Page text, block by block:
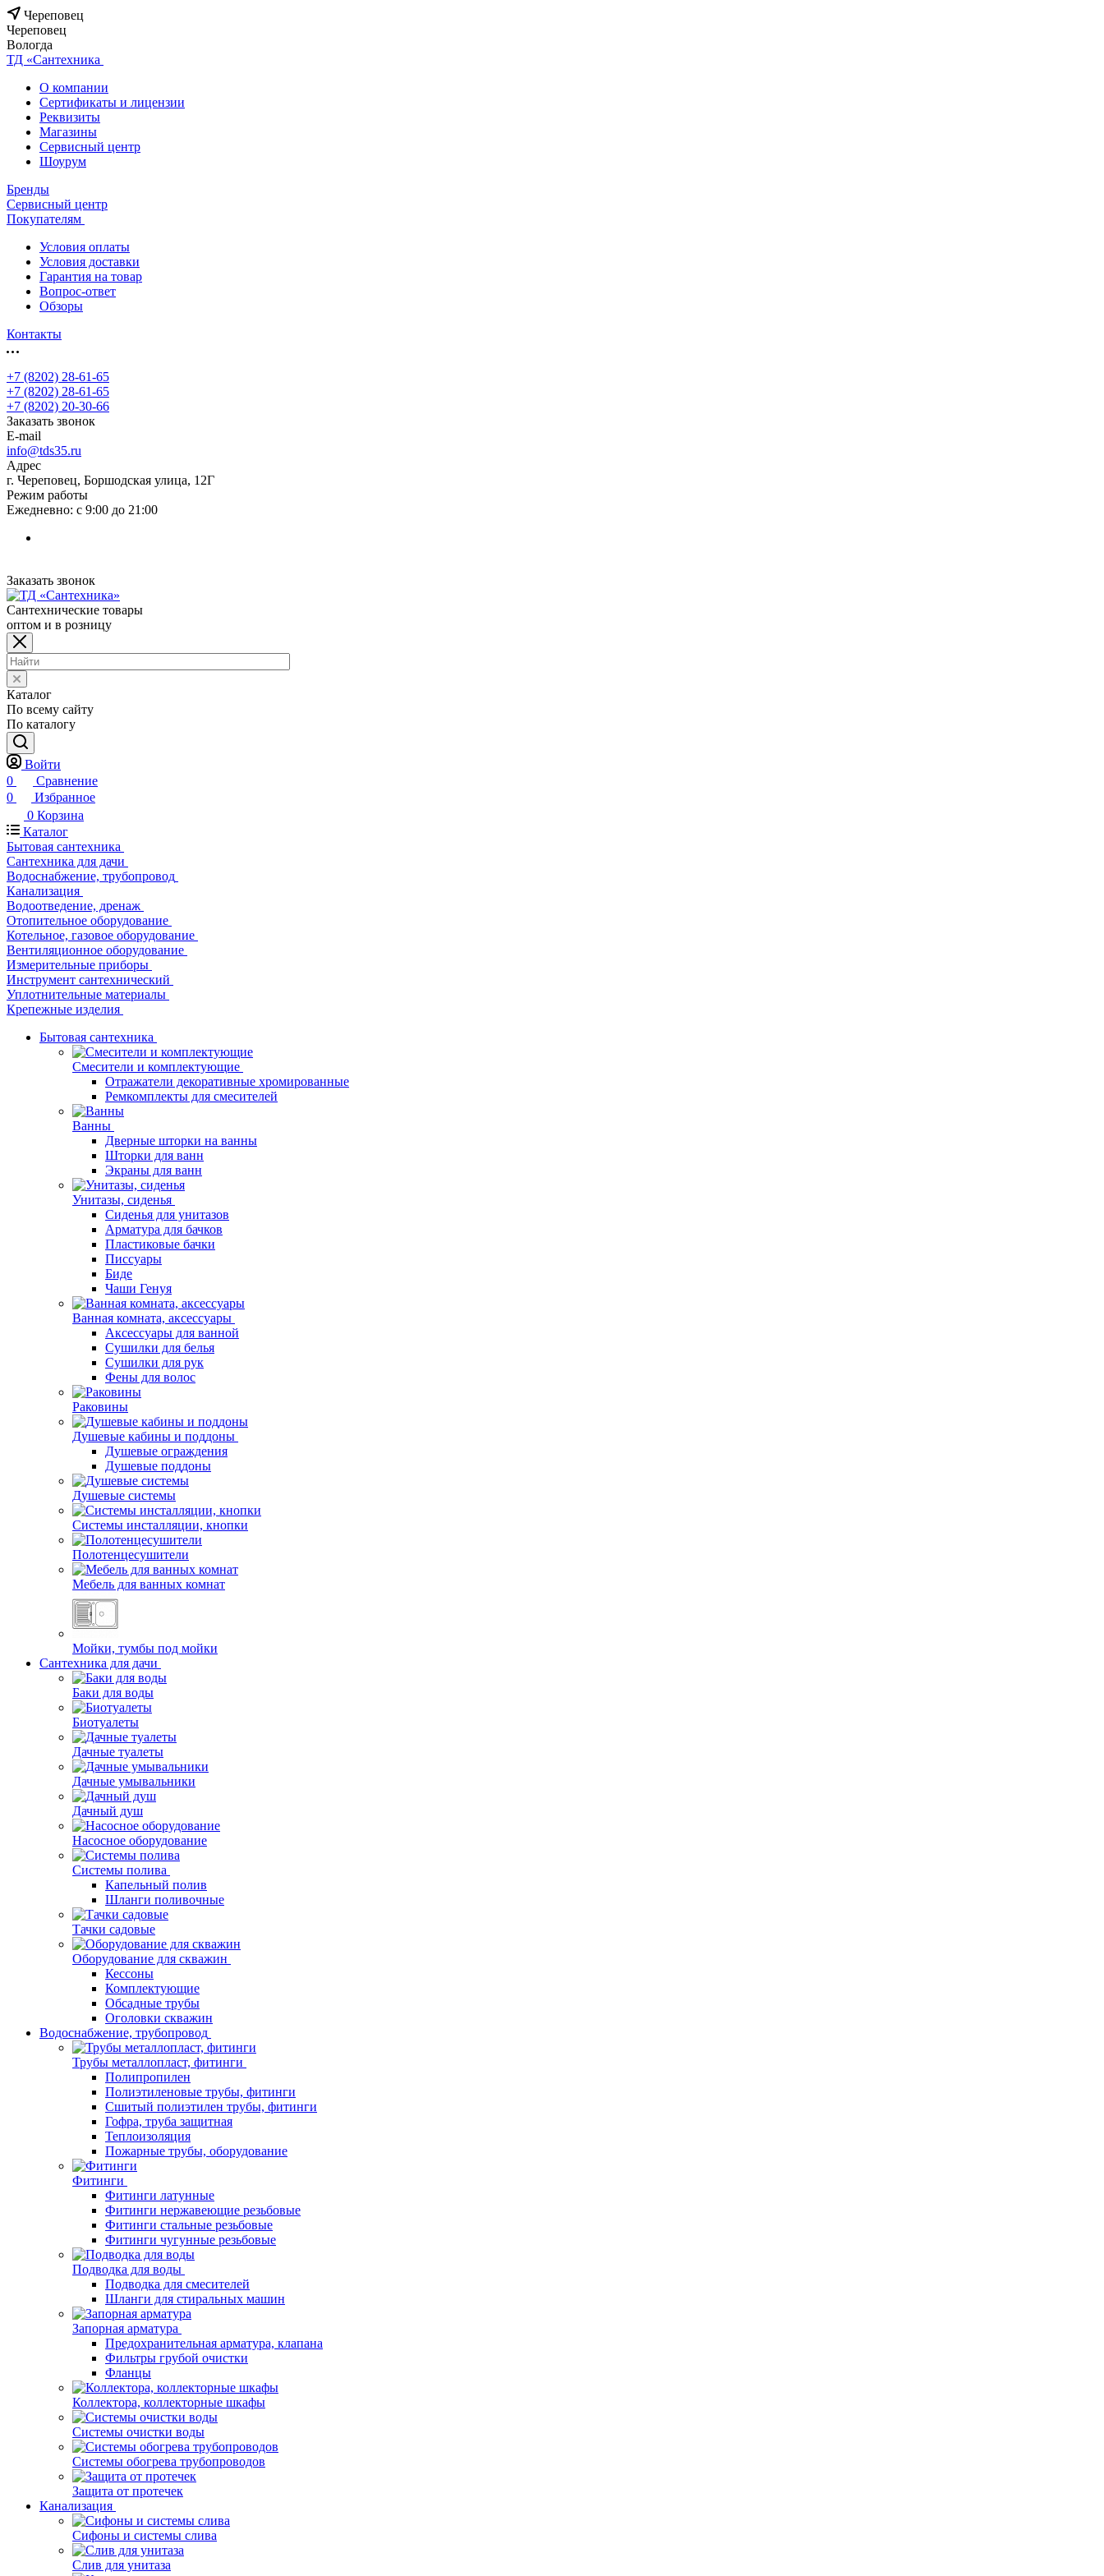
Череповец
Череповец
Вологда
ТД «Сантехника
О компании
Сертификаты и лицензии
Реквизиты
Магазины
Сервисный центр
Шоурум
Бренды
Сервисный центр
Покупателям
Условия оплаты
Условия доставки
Гарантия на товар
Вопрос-ответ
Обзоры
Контакты
+7 (8202) 28‑61-65
+7 (8202) 28‑61-65
+7 (8202) 20‑30-66
Заказать звонок
E-mail
info@tds35.ru
Адрес
г. Череповец, Боршодская улица, 12Г
Режим работы
Ежедневно: с 9:00 до 21:00
Заказать звонок
Сантехнические товары
оптом и в розницу
Каталог
По всему сайту
По каталогу
Войти
0
Сравнение
0
Избранное
0 Корзина
Каталог
Бытовая сантехника
Сантехника для дачи
Водоснабжение, трубопровод
Канализация
Водоотведение, дренаж
Отопительное оборудование
Котельное, газовое оборудование
Вентиляционное оборудование
Измерительные приборы
Инструмент сантехнический
Уплотнительные материалы
Крепежные изделия
Бытовая сантехника
Смесители и комплектующие
Отражатели декоративные хромированные
Ремкомплекты для смесителей
Ванны
Дверные шторки на ванны
Шторки для ванн
Экраны для ванн
Унитазы, сиденья
Сиденья для унитазов
Арматура для бачков
Пластиковые бачки
Писсуары
Биде
Чаши Генуя
Ванная комната, аксессуары
Аксессуары для ванной
Сушилки для белья
Сушилки для рук
Фены для волос
Раковины
Душевые кабины и поддоны
Душевые ограждения
Душевые поддоны
Душевые системы
Системы инсталляции, кнопки
Полотенцесушители
Мебель для ванных комнат
Мойки, тумбы под мойки
Сантехника для дачи
Баки для воды
Биотуалеты
Дачные туалеты
Дачные умывальники
Дачный душ
Насосное оборудование
Системы полива
Капельный полив
Шланги поливочные
Тачки садовые
Оборудование для скважин
Кессоны
Комплектующие
Обсадные трубы
Оголовки скважин
Водоснабжение, трубопровод
Трубы металлопласт, фитинги
Полипропилен
Полиэтиленовые трубы, фитинги
Сшитый полиэтилен трубы, фитинги
Гофра, труба защитная
Теплоизоляция
Пожарные трубы, оборудование
Фитинги
Фитинги латунные
Фитинги нержавеющие резьбовые
Фитинги стальные резьбовые
Фитинги чугунные резьбовые
Подводка для воды
Подводка для смесителей
Шланги для стиральных машин
Запорная арматура
Предохранительная арматура, клапана
Фильтры грубой очистки
Фланцы
Коллектора, коллекторные шкафы
Системы очистки воды
Системы обогрева трубопроводов
Защита от протечек
Канализация
Сифоны и системы слива
Слив для унитаза